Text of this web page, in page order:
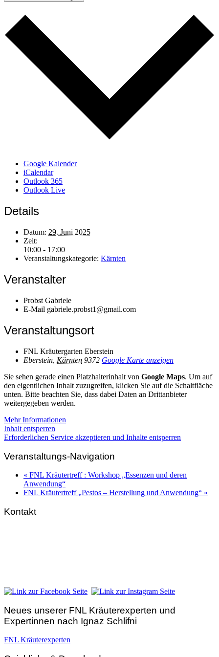
Google Kalender
iCalendar
Outlook 365
Outlook Live
Details
Datum: 29. Juni 2025
Zeit:
10:00 - 17:00
Veranstaltungskategorie: Kärnten
Veranstalter
Probst Gabriele
E-Mail gabriele.probst1@gmail.com
Veranstaltungsort
FNL Kräutergarten Eberstein
Eberstein Kärnten 9372 Google Karte anzeigen
Sie sehen gerade einen Platzhalterinhalt von Google Maps. Um auf
den eigentlichen Inhalt zuzugreifen, klicken Sie auf die Schaltfläche
unten. Bitte beachten Sie, dass dabei Daten an Drittanbieter
weitergegeben werden.
Mehr Informationen
Inhalt entsperren
Erforderlichen Service akzeptieren und Inhalte entsperren
Veranstaltungs-Navigation
« FNL Kräutertreff : Workshop „Essenzen und deren
Anwendung“
FNL Kräutertreff „Pestos – Herstellung und Anwendung“ »
Kontakt
Neues unserer FNL Kräuterexperten und
Expertinnen nach Ignaz Schlifni
FNL Kräuterexperten